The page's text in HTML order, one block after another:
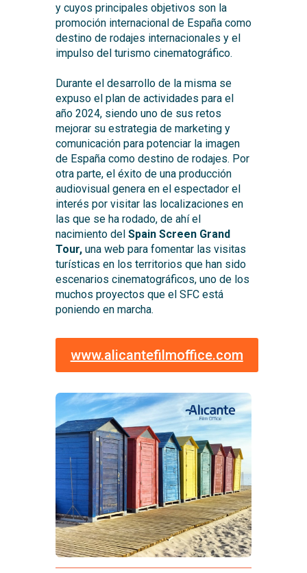
y cuyos principales objetivos son la
promoción internacional de España como
destino de rodajes internacionales y el
impulso del turismo cinematográfico.
Durante el desarrollo de la misma se
expuso el plan de actividades para el
año 2024, siendo uno de sus retos
mejorar su estrategia de marketing y
comunicación para potenciar la imagen
de España como destino de rodajes. Por
otra parte, el éxito de una producción
audiovisual genera en el espectador el
interés por visitar las localizaciones en
las que se ha rodado, de ahí el
nacimiento del Spain Screen Grand
Tour,una web para fomentar las visitas
turísticas en los territorios que han sido
escenarios cinematográficos, uno de los
muchos proyectos que el SFC está
poniendo en marcha.
www.alicantefilmoffice.com